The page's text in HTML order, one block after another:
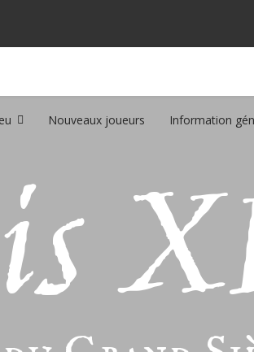
Nouveaux joueurs Information